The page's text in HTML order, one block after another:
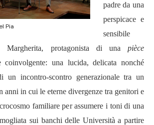
Pia
padre da una
perspicace e
sensibile
Margherita, protagonista di una pièce
coinvolgente: una lucida, delicata nonché
un incontro-scontro generazionale tra un
anni in cui le eterne divergenze tra genitori e
familiare per assumere i toni di una
sui banchi delle Università a partire